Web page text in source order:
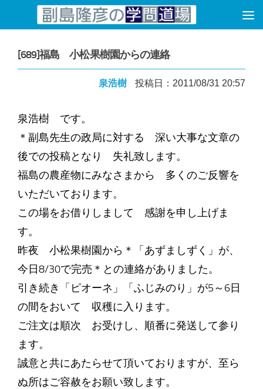
コンテンツへスキップ
[689]福島 小松果樹園からの連絡
泉浩樹 投稿日：2011/08/31 20:57
泉浩樹 です。
＊副島先生の政局に対する 深い大事な文章の
後での投稿となり 失礼致します。
福島の農産物にみなさまから 多くのご反響を
いただいております。
この場をお借りしまして 感謝を申し上げま
す。
昨夜 小松果樹園から＊「あずましずく」が、
今日8/30で完売＊との連絡がありました。
引き続き「ピオーネ」「ふじみのり」が5～6日
の間をおいて 収穫に入ります。
ご注文は順次 お受けし、順番に発送して参り
ます。
誠意と共にあたらせて頂いておりますが、至ら
ぬ所はご容赦をお願い致します。